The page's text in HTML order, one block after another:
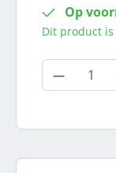
Op
Dit product